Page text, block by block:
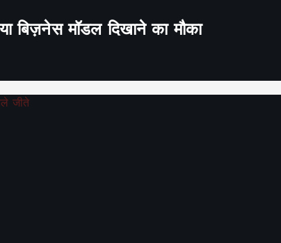
बिज़नेस मॉडल दिखाने का मौका